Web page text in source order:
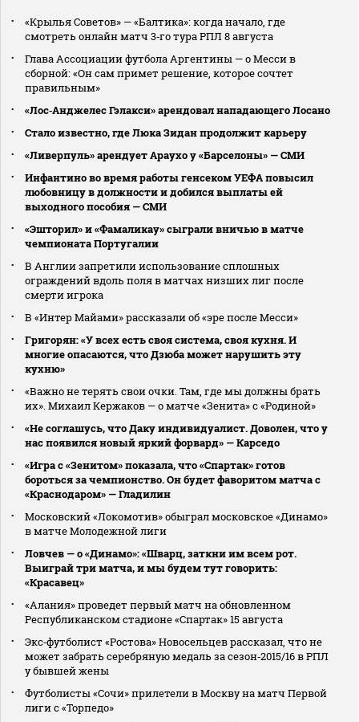
«Крылья Советов» — «Балтика»: когда начало, где
смотреть онлайн матч 3‑го тура РПЛ 8 августа
Глава Ассоциации футбола Аргентины — о Месси в
сборной: «Он сам примет решение, которое сочтет
правильным»
«Лос‑Анджелес Гэлакси» арендовал нападающего Лосано
Стало известно, где Люка Зидан продолжит карьеру
«Ливерпуль» арендует Араухо у «Барселоны» — СМИ
Инфантино во время работы генсеком УЕФА повысил
любовницу в должности и добился выплаты ей
выходного пособия — СМИ
«Эшторил» и «Фамаликау» сыграли вничью в матче
чемпионата Португалии
В Англии запретили использование сплошных
ограждений вдоль поля в матчах низших лиг после
смерти игрока
В «Интер Майами» рассказали об «эре после Месси»
Григорян: «У всех есть своя система, своя кухня. И
многие опасаются, что Дзюба может нарушить эту
кухню»
«Важно не терять свои очки. Там, где мы должны брать
их». Михаил Кержаков — о матче «Зенита» с «Родиной»
«Не соглашусь, что Даку индивидуалист. Доволен, что у
нас появился новый яркий форвард» — Карседо
«Игра с «Зенитом» показала, что «Спартак» готов
бороться за чемпионство. Он будет фаворитом матча с
«Краснодаром» — Гладилин
Московский «Локомотив» обыграл московское «Динамо»
в матче Молодежной лиги
Ловчев — о «Динамо»: «Шварц, заткни им всем рот.
Выиграй три матча, и мы будем тут говорить:
«Красавец»
«Алания» проведет первый матч на обновленном
Республиканском стадионе «Спартак» 15 августа
Экс‑футболист «Ростова» Новосельцев рассказал, что не
может забрать серебряную медаль за сезон‑2015/16 в РПЛ
у бывшей жены
Футболисты «Сочи» прилетели в Москву на матч Первой
лиги с «Торпедо»